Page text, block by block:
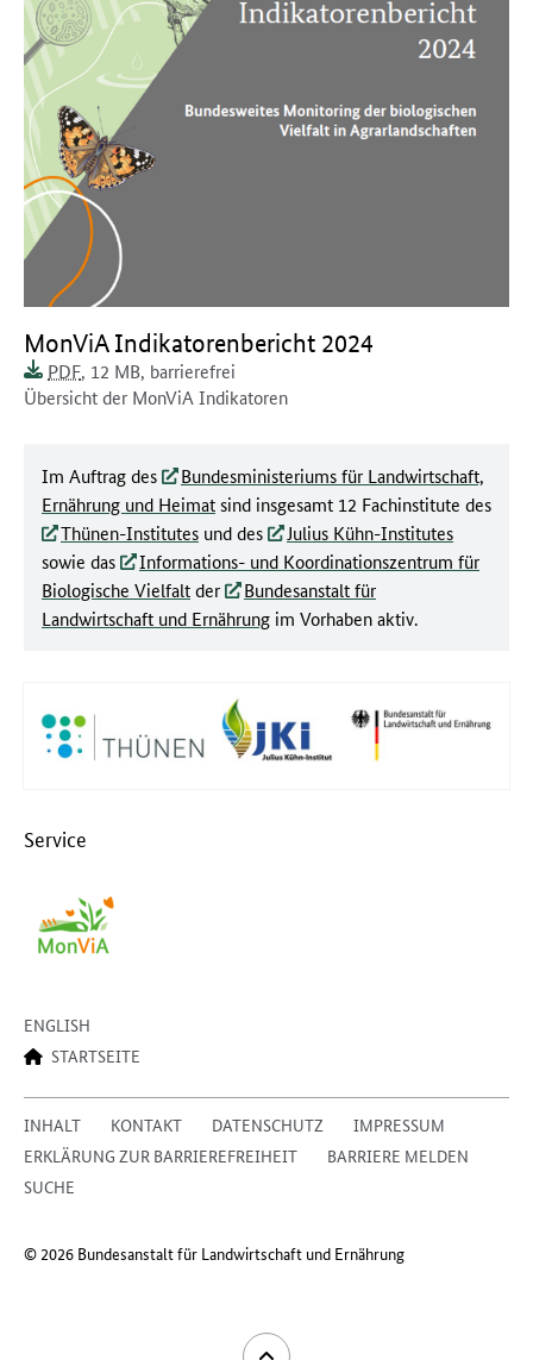
Dokument zum runterladen:
MonViA Indikatorenbericht 2024
Dokumentenformat:
PDFDokumentengröße:
, 12 MB
Barrierefreiheit:
Dieses Dokument ist
, barrierefrei
Dokumentenbeschreibung:
Übersicht der MonViA Indikatoren
Im Auftrag des
Bundesministeriums für Landwirtschaft,
Ernährung und Heimatsind insgesamt 12 Fachinstitute des
Thünen-Institutes und des
Julius Kühn-Institutes
sowie das
Informations- und Koordinationszentrum für
Biologische Vielfaltder
Bundesanstalt für
Landwirtschaft und Ernährung im Vorhaben aktiv.
Service
ENGLISH
STARTSEITE
INHALT KONTAKT DATENSCHUTZ
IMPRESSUM
ERKLÄRUNG ZUR BARRIEREFREIHEIT
BARRIERE MELDEN
SUCHE
© 2026 Bundesanstalt für Landwirtschaft und Ernährung